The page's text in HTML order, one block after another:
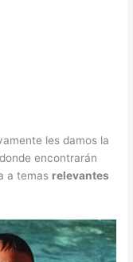
les damos la
encontrarán
a temas relevantes